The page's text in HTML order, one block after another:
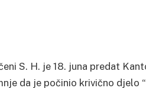
S. H. je 18. juna predat
da je počinio krivično djelo